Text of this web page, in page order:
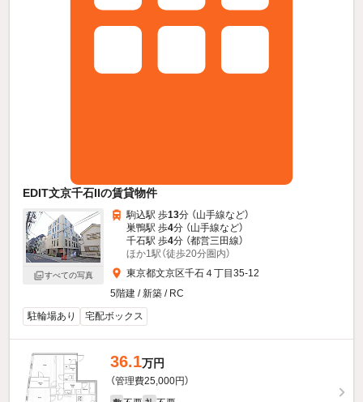
EDIT文京千石IIの賃貸物件
すべての写真
駒込駅 歩13分 （山手線など）
巣鴨駅 歩4分 （山手線など）
千石駅 歩4分 （都営三田線）
ほか1駅（徒歩20分圏内）
東京都文京区千石４丁目35-12
5階建 / 新築 / RC
駐輪場あり
宅配ボックス
36.1万円
（管理費25,000円）